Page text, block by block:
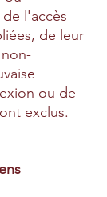
l'accès
de leur
ou de
exclus.